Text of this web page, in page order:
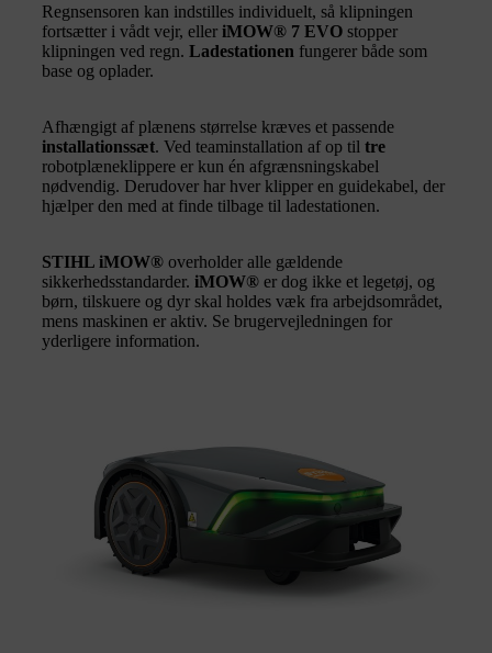
Regnsensoren kan indstilles individuelt, så klipningen
fortsætter i vådt vejr, eller iMOW® 7 EVO stopper
klipningen ved regn. Ladestationen fungerer både som
base og oplader.
Afhængigt af plænens størrelse kræves et passende
installationssæt. Ved teaminstallation af op til tre
robotplæneklippere er kun én afgrænsningskabel
nødvendig. Derudover har hver klipper en guidekabel, der
hjælper den med at finde tilbage til ladestationen.
STIHL iMOW® overholder alle gældende
sikkerhedsstandarder. iMOW® er dog ikke et legetøj, og
børn, tilskuere og dyr skal holdes væk fra arbejdsområdet,
mens maskinen er aktiv. Se brugervejledningen for
yderligere information.